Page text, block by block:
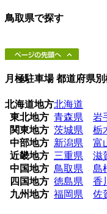
鳥取県で探す
月極駐車場 都道府県
北海道地方北海道
東北地方 青森県 岩
関東地方 茨城県 栃
中部地方 新潟県 富
近畿地方 三重県 滋
中国地方 鳥取県 島
四国地方 徳島県 香
九州地方 福岡県 佐